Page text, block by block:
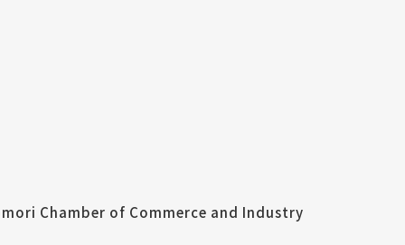
Chamber of Commerce and Industry